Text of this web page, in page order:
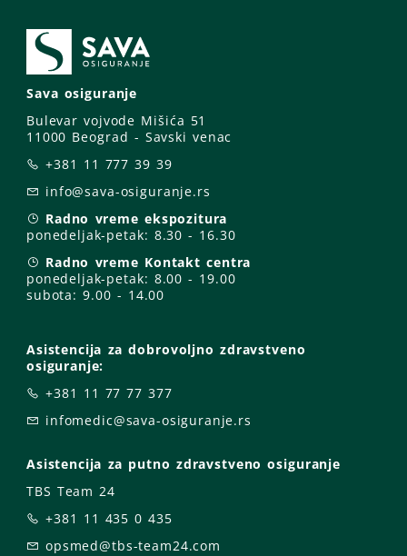
Sava osiguranje
Bulevar vojvode Mišića 51
11000 Beograd - Savski venac
+381 11 777 39 39
info@sava-osiguranje.rs
Radno vreme ekspozitura
ponedeljak-petak: 8.30 - 16.30
Radno vreme Kontakt centra
ponedeljak-petak: 8.00 - 19.00
subota: 9.00 - 14.00
Asistencija za dobrovoljno zdravstveno
osiguranje:
+381 11 77 77 377
infomedic@sava-osiguranje.rs
Asistencija za putno zdravstveno osiguranje
TBS Team 24
+381 11 435 0 435
opsmed@tbs-team24.com